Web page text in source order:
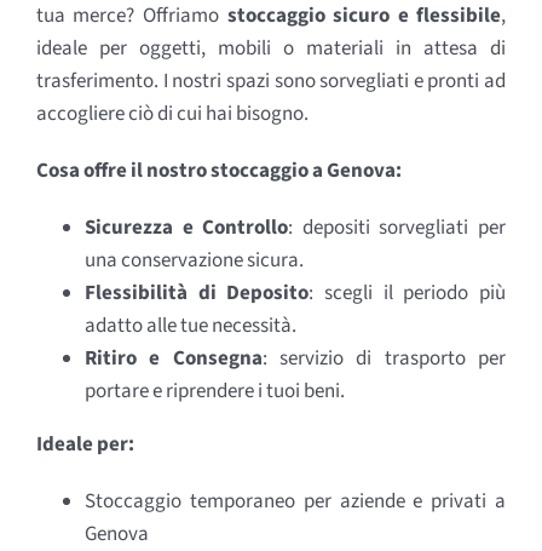
tua merce? Offriamo stoccaggio sicuro e flessibile,
ideale per oggetti, mobili o materiali in attesa di
trasferimento. I nostri spazi sono sorvegliati e pronti ad
accogliere ciò di cui hai bisogno.
Cosa offre il nostro stoccaggio a Genova:
Sicurezza e Controllo: depositi sorvegliati per
una conservazione sicura.
Flessibilità di Deposito: scegli il periodo più
adatto alle tue necessità.
Ritiro e Consegna: servizio di trasporto per
portare e riprendere i tuoi beni.
Ideale per:
Stoccaggio temporaneo per aziende e privati a
Genova